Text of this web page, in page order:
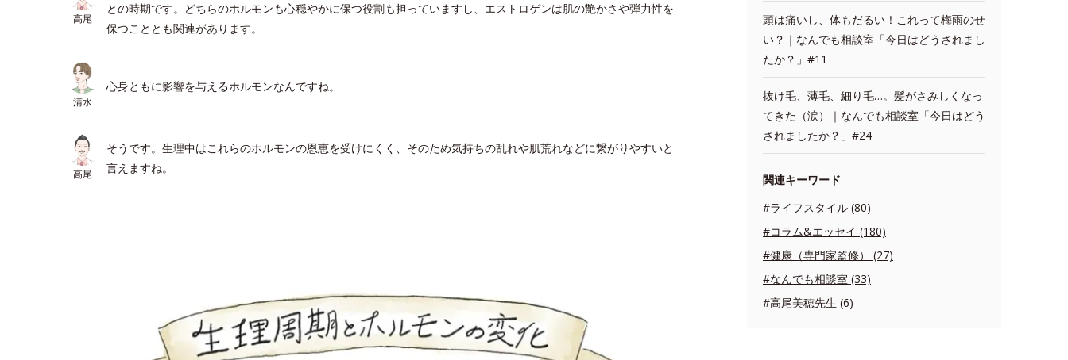
高尾
との時期です。どちらのホルモンも心穏やかに保つ役割も担っていますし、エストロゲンは肌の艶かさや弾力性を
保つこととも関連があります。
清水
心身ともに影響を与えるホルモンなんですね。
高尾
そうです。生理中はこれらのホルモンの恩恵を受けにくく、そのため気持ちの乱れや肌荒れなどに繋がりやすいと
言えますね。
頭は痛いし、体もだるい！これって梅雨のせ
い？｜なんでも相談室「今日はどうされまし
たか？」#11
抜け毛、薄毛、細り毛…。髪がさみしくなっ
てきた（涙）｜なんでも相談室「今日はどう
されましたか？」#24
関連キーワード
#ライフスタイル (80)
#コラム&エッセイ (180)
#健康（専門家監修） (27)
#なんでも相談室 (33)
#高尾美穂先生 (6)